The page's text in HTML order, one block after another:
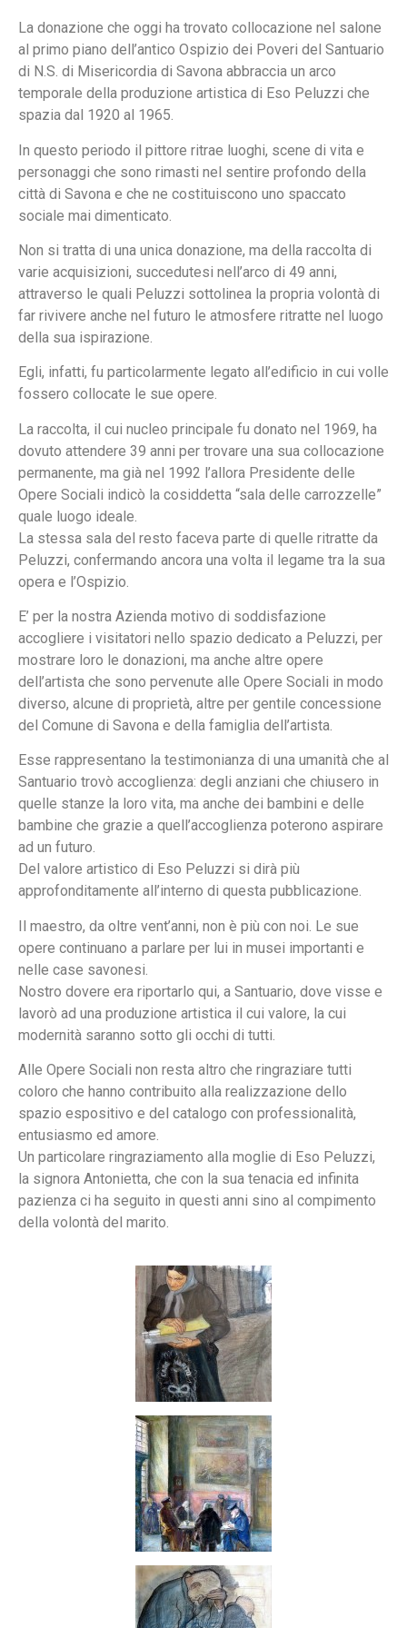
La donazione che oggi ha trovato collocazione nel salone
al primo piano dell’antico Ospizio dei Poveri del Santuario
di N.S. di Misericordia di Savona abbraccia un arco
temporale della produzione artistica di Eso Peluzzi che
spazia dal 1920 al 1965.
In questo periodo il pittore ritrae luoghi, scene di vita e
personaggi che sono rimasti nel sentire profondo della
città di Savona e che ne costituiscono uno spaccato
sociale mai dimenticato.
Non si tratta di una unica donazione, ma della raccolta di
varie acquisizioni, succedutesi nell’arco di 49 anni,
attraverso le quali Peluzzi sottolinea la propria volontà di
far rivivere anche nel futuro le atmosfere ritratte nel luogo
della sua ispirazione.
Egli, infatti, fu particolarmente legato all’edificio in cui volle
fossero collocate le sue opere.
La raccolta, il cui nucleo principale fu donato nel 1969, ha
dovuto attendere 39 anni per trovare una sua collocazione
permanente, ma già nel 1992 l’allora Presidente delle
Opere Sociali indicò la cosiddetta “sala delle carrozzelle”
quale luogo ideale.
La stessa sala del resto faceva parte di quelle ritratte da
Peluzzi, confermando ancora una volta il legame tra la sua
opera e l’Ospizio.
E’ per la nostra Azienda motivo di soddisfazione
accogliere i visitatori nello spazio dedicato a Peluzzi, per
mostrare loro le donazioni, ma anche altre opere
dell’artista che sono pervenute alle Opere Sociali in modo
diverso, alcune di proprietà, altre per gentile concessione
del Comune di Savona e della famiglia dell’artista.
Esse rappresentano la testimonianza di una umanità che al
Santuario trovò accoglienza: degli anziani che chiusero in
quelle stanze la loro vita, ma anche dei bambini e delle
bambine che grazie a quell’accoglienza poterono aspirare
ad un futuro.
Del valore artistico di Eso Peluzzi si dirà più
approfonditamente all’interno di questa pubblicazione.
Il maestro, da oltre vent’anni, non è più con noi. Le sue
opere continuano a parlare per lui in musei importanti e
nelle case savonesi.
Nostro dovere era riportarlo qui, a Santuario, dove visse e
lavorò ad una produzione artistica il cui valore, la cui
modernità saranno sotto gli occhi di tutti.
Alle Opere Sociali non resta altro che ringraziare tutti
coloro che hanno contribuito alla realizzazione dello
spazio espositivo e del catalogo con professionalità,
entusiasmo ed amore.
Un particolare ringraziamento alla moglie di Eso Peluzzi,
la signora Antonietta, che con la sua tenacia ed infinita
pazienza ci ha seguito in questi anni sino al compimento
della volontà del marito.